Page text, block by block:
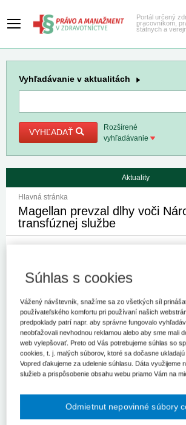
Portál určený
pracovníkom,
štátnych a
Vyhľadávanie v aktualitách
VYHĽADAŤ
Rozšírené
vyhľadávanie
Aktuality
Hlavná stránka
Magellan prevzal dlhy voči
transfúznej službe
Začiatkom júla spoločnosť preberala
BRATISLAVA 22. júla (SITA) -
transfúznej službe (NTS), ktorá je prakticky
krvi pre nemocnice, skúpila eseročka
informuje denník Hospodárske noviny (HN) vo
vydaní, začiatkom júla spoločnosť preberala
za 5,4 milióna eur a urobila tak zatiaľ svoj
našom trhu.
Konateľ Magellanu Ladislav Valábek tvrdí, že
zadlženosti nemocníc transparentnosť. S
dohodli na mesačných splátkach od 105 do
Súhlas s cookies
Vážený návštevník, snažíme sa zo všetkých síl
používateľského komfortu pri používaní našich
predpoklady patrí napr. aby správne fungovalo
neobťažovali nevhodnou reklamou alebo aby sme mali
web vylepšovať. Preto od Vás potrebujeme súhlas so
cookies, t. j. malých súborov, ktoré sa dočasne
Vopred ďakujeme za udelenie súhlasu. Dáta využijeme
služieb a prispôsobenie obsahu webu priamo Vám na
Odmietnut nepovinné súbory